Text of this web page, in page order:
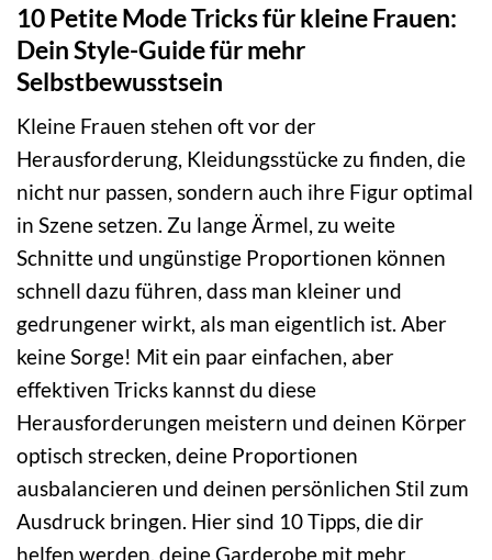
10 Petite Mode Tricks für kleine Frauen:
Dein Style-Guide für mehr
Selbstbewusstsein
Kleine Frauen stehen oft vor der
Herausforderung, Kleidungsstücke zu finden, die
nicht nur passen, sondern auch ihre Figur optimal
in Szene setzen. Zu lange Ärmel, zu weite
Schnitte und ungünstige Proportionen können
schnell dazu führen, dass man kleiner und
gedrungener wirkt, als man eigentlich ist. Aber
keine Sorge! Mit ein paar einfachen, aber
effektiven Tricks kannst du diese
Herausforderungen meistern und deinen Körper
optisch strecken, deine Proportionen
ausbalancieren und deinen persönlichen Stil zum
Ausdruck bringen. Hier sind 10 Tipps, die dir
helfen werden, deine Garderobe mit mehr